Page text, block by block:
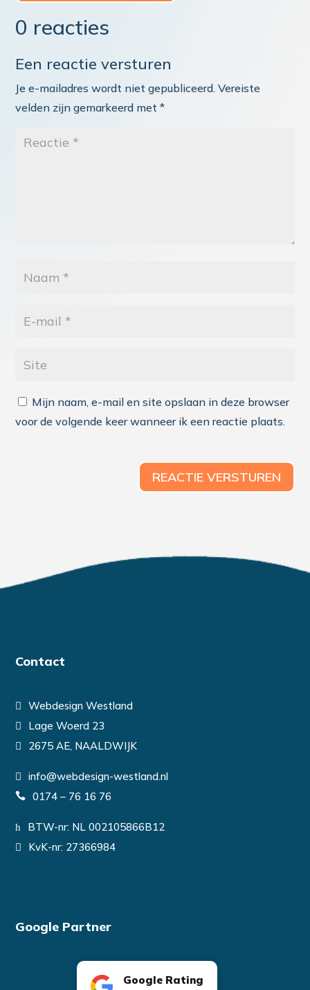
0 reacties
Een reactie versturen
Je e-mailadres wordt niet gepubliceerd. Vereiste
velden zijn gemarkeerd met*
Mijn naam, e-mail en site opslaan in deze browser
voor de volgende keer wanneer ik een reactie plaats.
REACTIE VERSTUREN
Contact
Webdesign Westland
Lage Woerd 23
2675 AE, NAALDWIJK
info@webdesign-westland.nl
0174 – 76 16 76
BTW-nr: NL 002105866B12
KvK-nr: 27366984
Google Partner
Google Rating